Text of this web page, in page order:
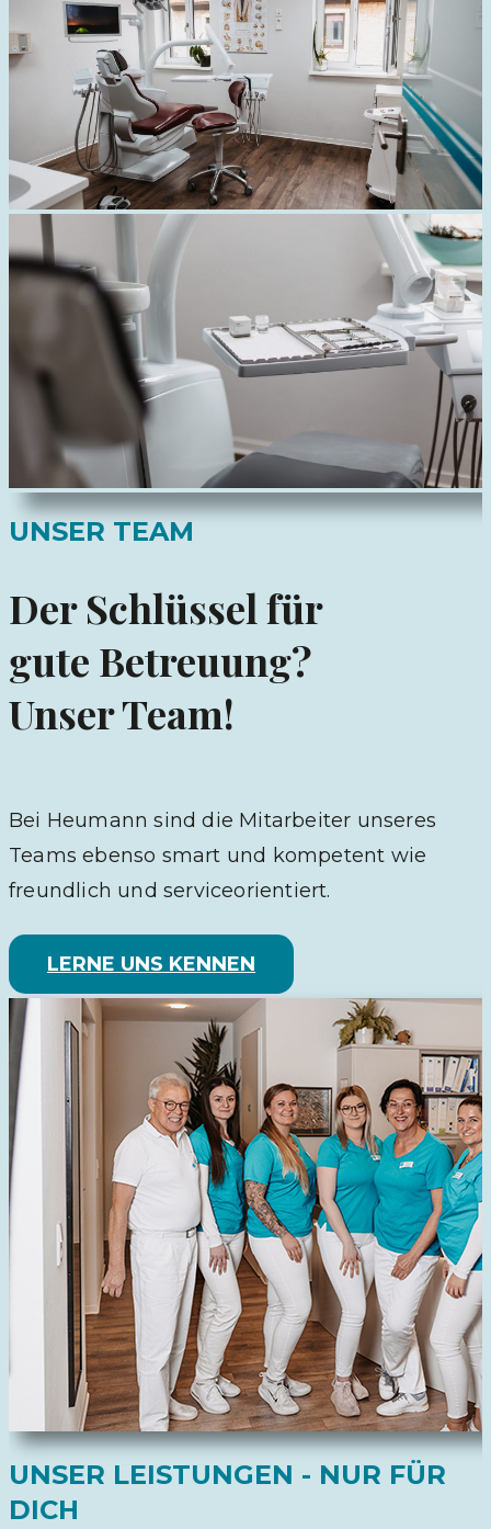
UNSER TEAM
Der Schlüssel für
gute Betreuung?
Unser Team!
Bei Heumann sind die Mitarbeiter unseres
Teams ebenso smart und kompetent wie
freundlich und serviceorientiert.
LERNE UNS KENNEN
UNSER LEISTUNGEN - NUR FÜR
DICH